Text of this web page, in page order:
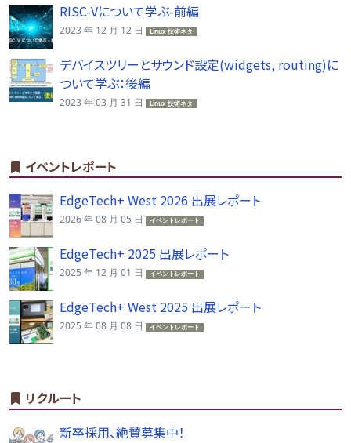
RISC-Vについて学ぶ-前編
2023 年 12 月 12 日 Linux 技術ネタ
デバイスツリーとサウンド設定(widgets, routing)に
ついて学ぶ：後編
2023 年 03 月 31 日 Linux 技術ネタ
イベントレポート
EdgeTech+ West 2026 出展レポート
2026 年 08 月 05 日 イベントレポート
EdgeTech+ 2025 出展レポート
2025 年 12 月 01 日 イベントレポート
EdgeTech+ West 2025 出展レポート
2025 年 08 月 08 日 イベントレポート
リクルート
新卒採用、絶賛募集中！